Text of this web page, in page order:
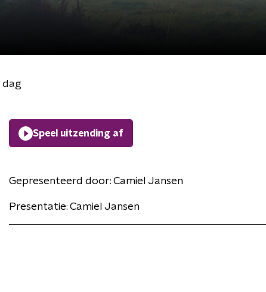
dag
Speel uitzending af
Gepresenteerd door: Camiel Jansen
Presentatie: Camiel Jansen